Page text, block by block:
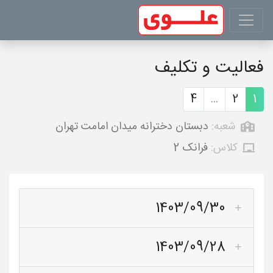
فعالیت و تکلیف
1
2
...
4
شعبه: دبستان دخترانه میدان امامت تهران
کلاس: فرانک 2
1403/09/30
1403/09/28